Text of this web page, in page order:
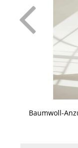
Baumwoll-